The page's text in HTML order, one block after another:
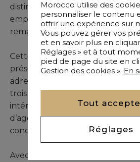
distingué de Rabat, la Villa
emplacement stratégique
remarquable et une accessibilité
Cette propriété rare, en attente
présente un potentiel
adresse commerciale
trois niveaux, elle propose de
intérieurs et de nombreuses
d’agencement, adaptables à
concepts commerciaux premium.
Avec son architecture soignée et
Morocco utilise des
personnaliser le contenu
offrir une expérience sur
Vous pouvez gérer vos
et en savoir plus en
Réglages » et à tout
pied de page du site en
Gestion des cookies ». En
Tout
Réglages